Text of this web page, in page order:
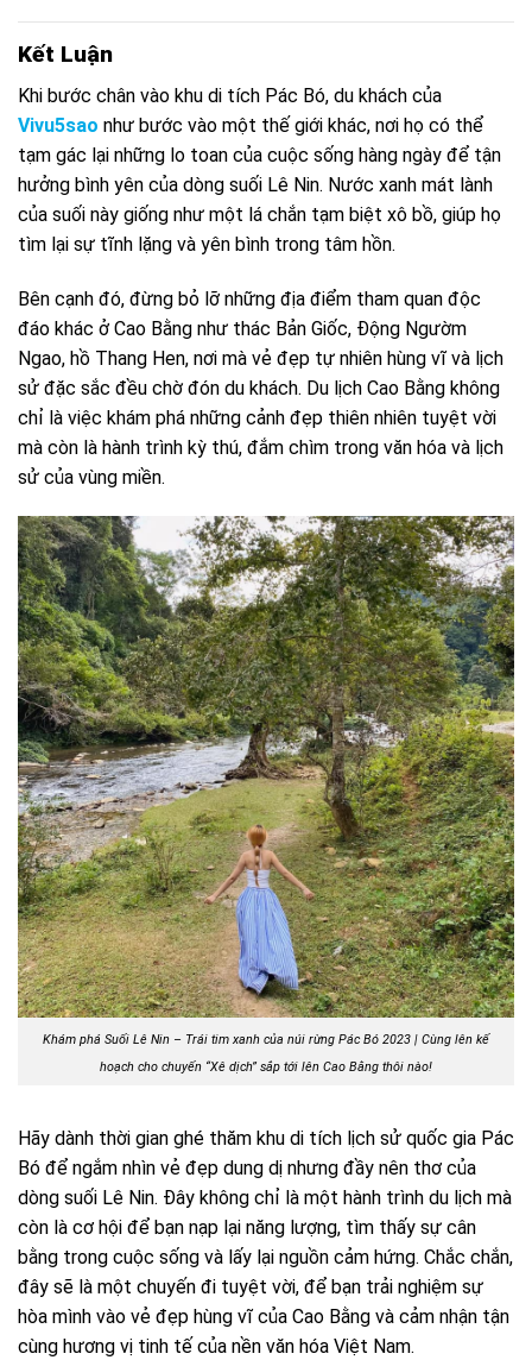
Kết Luận
Khi bước chân vào khu di tích Pác Bó, du khách của
Vivu5sao như bước vào một thế giới khác, nơi họ có thể
tạm gác lại những lo toan của cuộc sống hàng ngày để tận
hưởng bình yên của dòng suối Lê Nin. Nước xanh mát lành
của suối này giống như một lá chắn tạm biệt xô bồ, giúp họ
tìm lại sự tĩnh lặng và yên bình trong tâm hồn.
Bên cạnh đó, đừng bỏ lỡ những địa điểm tham quan độc
đáo khác ở Cao Bằng như thác Bản Giốc, Động Ngườm
Ngao, hồ Thang Hen, nơi mà vẻ đẹp tự nhiên hùng vĩ và lịch
sử đặc sắc đều chờ đón du khách. Du lịch Cao Bằng không
chỉ là việc khám phá những cảnh đẹp thiên nhiên tuyệt vời
mà còn là hành trình kỳ thú, đắm chìm trong văn hóa và lịch
sử của vùng miền.
Khám phá Suối Lê Nin – Trái tim xanh của núi rừng Pác Bó 2023 | Cùng lên kế
hoạch cho chuyến “Xê dịch” sắp tới lên Cao Bằng thôi nào!
Hãy dành thời gian ghé thăm khu di tích lịch sử quốc gia Pác
Bó để ngắm nhìn vẻ đẹp dung dị nhưng đầy nên thơ của
dòng suối Lê Nin. Đây không chỉ là một hành trình du lịch mà
còn là cơ hội để bạn nạp lại năng lượng, tìm thấy sự cân
bằng trong cuộc sống và lấy lại nguồn cảm hứng. Chắc chắn,
đây sẽ là một chuyến đi tuyệt vời, để bạn trải nghiệm sự
hòa mình vào vẻ đẹp hùng vĩ của Cao Bằng và cảm nhận tận
cùng hương vị tinh tế của nền văn hóa Việt Nam.